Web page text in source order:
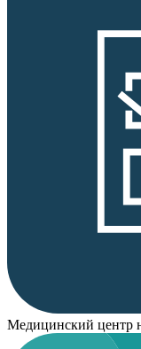
Медицинский центр